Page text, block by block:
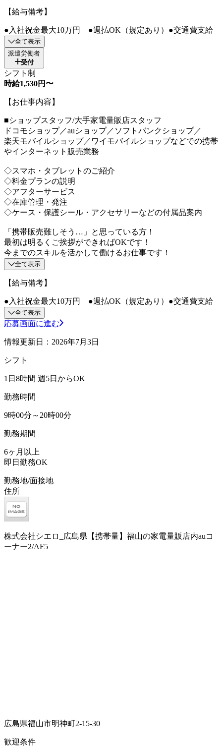
【給与備考】
●入社祝金最大10万円 ●週払OK（規定あり）●交通費支給
全て表示
派遣労働者
受付
シフト制
時給1,530円〜
【お仕事内容】
■ショップスタッフ/大手家電量販店スタッフ
ドコモショップ／auショップ／ソフトバンクショップ／
楽天モバイルショップ／ワイモバイルショップなどでの携帯
やインターネット販売業務
◇スマホ・タブレットのご紹介
◇料金プランの説明
◇アフターサービス
◇在庫管理・発注
◇ケース・保護シール・アクセサリーなどの付属品案内
「携帯販売難しそう…」と思っている方！
最初は明るくご挨拶ができればOKです！
今までのスキルを活かして働けるお仕事です！
全て表示
【給与備考】
●入社祝金最大10万円 ●週払OK（規定あり）●交通費支給
全て表示
応募画面に進む
情報更新日：2026年7月3日
シフト
1日8時間 週5日からOK
勤務時間
9時00分～20時00分
勤務期間
6ヶ月以上
即日勤務OK
勤務地/面接地
住所
株式会社シエロ_広島県【携帯量】福山の家電量販店内auコ
ーナー2/AF5
広島県福山市明神町2-15-30
歓迎条件